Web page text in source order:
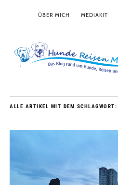
ÜBER MICH MEDIAKIT
ALLE ARTIKEL MIT DEM SCHLAGWORT: